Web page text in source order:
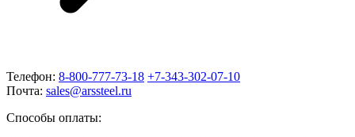
Телефон: 8-800-777-73-18 +7-343-302-07-10
Почта: sales@arssteel.ru
Способы оплаты: